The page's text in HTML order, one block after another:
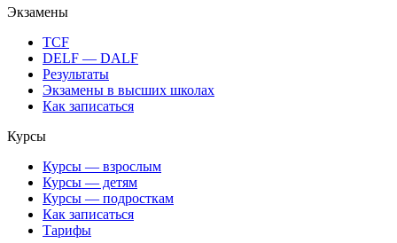
Экзамены
TCF
DELF — DALF
Результаты
Экзамены в высших школах
Как записаться
Курсы
Курсы — взрослым
Курсы — детям
Курсы — подросткам
Как записаться
Тарифы